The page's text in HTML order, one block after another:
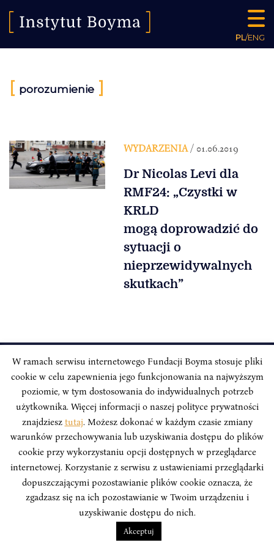
PL/ENG
[ porozumienie ]
WYDARZENIA/ 01.06.2019
Dr Nicolas Levi dla
RMF24: „Czystki w
KRLD
mogą doprowadzić do
sytuacji o
nieprzewidywalnych
skutkach”
INSTYTUT BOYMA / Asian Century
Adres korespondencyjny: ul. Freta 11/5, 00-027 Warszawa
Odwiedź nas w mediach społecznościowych:
INSTYTUT BOYMA. WSZELKIE PRAWA ZASTRZEŻONE.Polityka
Prywatności Serwisu Polityka Prywatności Fundacji
Beata Świerczyńska , development
W ramach serwisu internetowego Fundacji Boyma stosuje pliki
cookie w celu zapewnienia jego funkcjonowania na najwyższym
poziomie, w tym dostosowania do indywidualnych potrzeb
użytkownika. Więcej informacji o naszej polityce prywatności
znajdziesz tutaj. Możesz dokonać w każdym czasie zmiany
warunków przechowywania lub uzyskiwania dostępu do plików
cookie przy wykorzystaniu opcji dostępnych w przeglądarce
internetowej. Korzystanie z serwisu z ustawieniami przeglądarki
dopuszczającymi pozostawianie plików cookie oznacza, że
zgadzasz się na ich pozostawianie w Twoim urządzeniu i
uzyskiwanie dostępu do nich.
Akceptuj